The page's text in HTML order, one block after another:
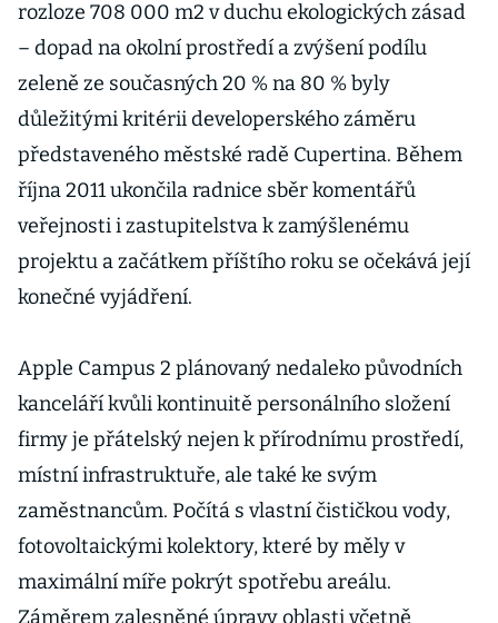
rozloze 708 000 m2 v duchu ekologických zásad
– dopad na okolní prostředí a zvýšení podílu
zeleně ze současných 20 % na 80 % byly
důležitými kritérii developerského záměru
představeného městské radě Cupertina. Během
října 2011 ukončila radnice sběr komentářů
veřejnosti i zastupitelstva k zamýšlenému
projektu a začátkem příštího roku se očekává její
konečné vyjádření.
Apple Campus 2 plánovaný nedaleko původních
kanceláří kvůli kontinuitě personálního složení
firmy je přátelský nejen k přírodnímu prostředí,
místní infrastruktuře, ale také ke svým
zaměstnancům. Počítá s vlastní čističkou vody,
fotovoltaickými kolektory, které by měly v
maximální míře pokrýt spotřebu areálu.
Záměrem zalesněné úpravy oblasti včetně